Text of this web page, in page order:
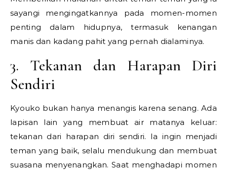
sayangi mengingatkannya pada momen-momen
penting dalam hidupnya, termasuk kenangan
manis dan kadang pahit yang pernah dialaminya.
3. Tekanan dan Harapan Diri
Sendiri
Kyouko bukan hanya menangis karena senang. Ada
lapisan lain yang membuat air matanya keluar:
tekanan dari harapan diri sendiri. Ia ingin menjadi
teman yang baik, selalu mendukung dan membuat
suasana menyenangkan. Saat menghadapi momen